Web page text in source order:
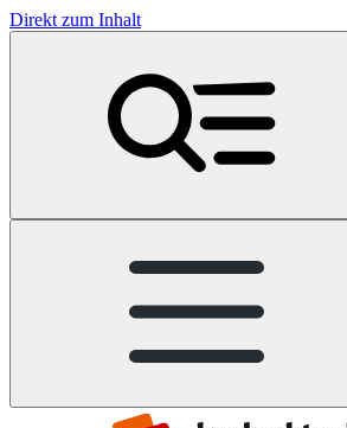
Direkt zum Inhalt